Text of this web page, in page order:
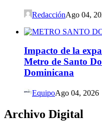
RedacciónAgo 04,
Impacto de la
Metro de Santo
Dominicana
EquipoAgo 04, 2026
Archivo Digital